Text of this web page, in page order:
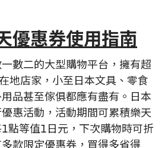
優惠券使用指南
數二的大型購物平台，擁有超
地店家，小至日本文具、零食
品甚至傢俱都應有盡有。日本
惠活動，活動期間可累積樂天
點等值1日元，下次購物時可折
款限定優惠券，買得多省得